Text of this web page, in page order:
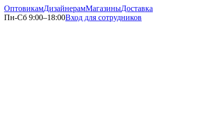
ОптовикамДизайнерамМагазиныДоставка
Пн-Сб 9:00–18:00Вход для сотрудников